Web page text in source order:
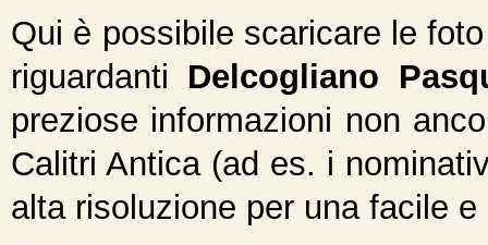
Qui è possibile scaricare le
riguardanti Delcogliano
preziose informazioni non
Calitri Antica (ad es. i
alta risoluzione per una facile